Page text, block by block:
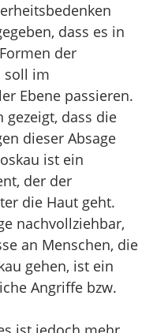
dass es in
der
soll im
Ebene passieren.
gezeigt, dass die
dieser Absage
ist ein
der der
die Haut geht.
nachvollziehbar,
an Menschen, die
gehen, ist ein
Angriffe bzw.